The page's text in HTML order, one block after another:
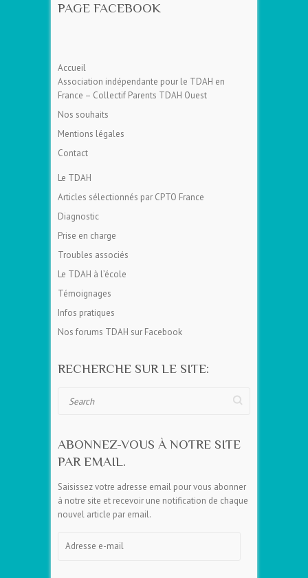
PAGE FACEBOOK
Accueil
Association indépendante pour le TDAH en
France – Collectif Parents TDAH Ouest
Nos souhaits
Mentions légales
Contact
Le TDAH
Articles sélectionnés par CPTO France
Diagnostic
Prise en charge
Troubles associés
Le TDAH à l’école
Témoignages
Infos pratiques
Nos forums TDAH sur Facebook
RECHERCHE SUR LE SITE:
ABONNEZ-VOUS À NOTRE SITE
PAR EMAIL.
Saisissez votre adresse email pour vous abonner
à notre site et recevoir une notification de chaque
nouvel article par email.